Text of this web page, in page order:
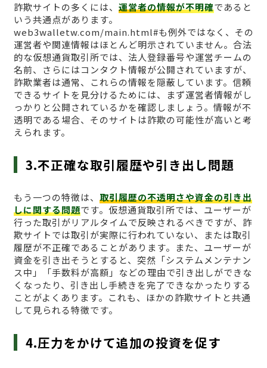
詐欺サイトの多くには、 運営者の情報が不明確であると
いう共通点があります。
web3walletw.com/main.html#も例外ではなく、その
運営者や関連情報はほとんど明示されていません。合法
的な仮想通貨取引所では、法人登録番号や運営チームの
名前、さらにはコンタクト情報が公開されていますが、
詐欺業者は通常、これらの情報を隠蔽しています。信頼
できるサイトを見分けるためには、まず運営者情報がし
っかりと公開されているかを確認しましょう。情報が不
透明である場合、そのサイトは詐欺の可能性が高いと考
えられます。
3.不正確な取引履歴や引き出し問題
もう一つの特徴は、 取引履歴の不透明さや資金の引き出
しに関する問題です。仮想通貨取引所では、ユーザーが
行った取引がリアルタイムで反映されるべきですが、詐
欺サイトでは取引が実際に行われていない、または取引
履歴が不正確であることがあります。また、ユーザーが
資金を引き出そうとすると、突然「システムメンテナン
ス中」「手数料が高額」などの理由で引き出しができな
くなったり、引き出し手続きを完了できなかったりする
ことがよくあります。これも、ほかの詐欺サイトと共通
して見られる特徴です。
4.圧力をかけて追加の投資を促す